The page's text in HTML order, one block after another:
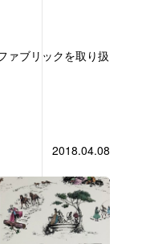
ァブリックを取り扱
2018.04.08